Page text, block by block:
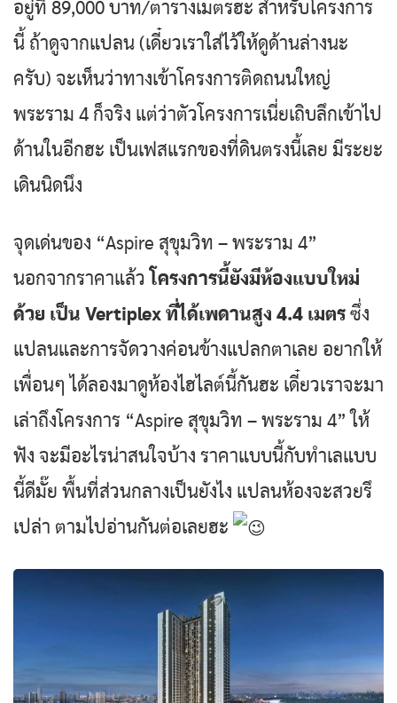
อยู่ที่ 89,000 บาท/ตารางเมตรฮะ สำหรับโครงการ
นี้ ถ้าดูจากแปลน (เดี๋ยวเราใส่ไว้ให้ดูด้านล่างนะ
ครับ) จะเห็นว่าทางเข้าโครงการติดถนนใหญ่
พระราม 4 ก็จริง แต่ว่าตัวโครงการเนี่ยเถิบลึกเข้าไป
ด้านในอีกฮะ เป็นเฟสแรกของที่ดินตรงนี้เลย มีระยะ
เดินนิดนึง
จุดเด่นของ “Aspire สุขุมวิท – พระราม 4”
นอกจากราคาแล้ว โครงการนี้ยังมีห้องแบบใหม่
ด้วย เป็น Vertiplex ที่ได้เพดานสูง 4.4 เมตร ซึ่ง
แปลนและการจัดวางค่อนข้างแปลกตาเลย อยากให้
เพื่อนๆ ได้ลองมาดูห้องไฮไลต์นี้กันฮะ เดี๋ยวเราจะมา
เล่าถึงโครงการ “Aspire สุขุมวิท – พระราม 4” ให้
ฟัง จะมีอะไรน่าสนใจบ้าง ราคาแบบนี้กับทำเลแบบ
นี้ดีมั๊ย พื้นที่ส่วนกลางเป็นยังไง แปลนห้องจะสวยรึ
เปล่า ตามไปอ่านกันต่อเลยฮะ